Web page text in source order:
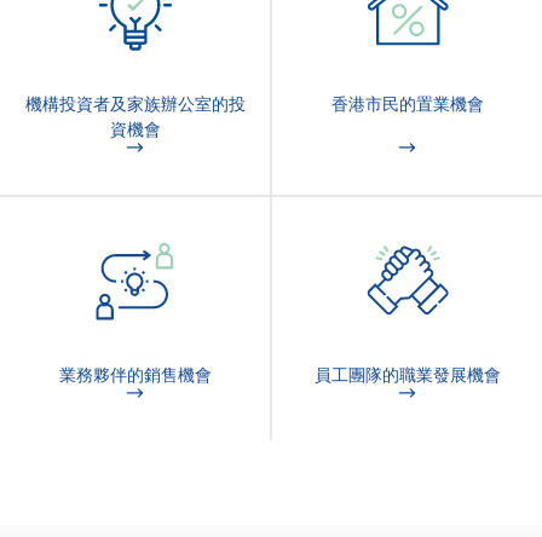
機構投資者及家族辦公室的投
資機會
香港市民的置業機會
業務夥伴的銷售機會 員工團隊的職業發展機會